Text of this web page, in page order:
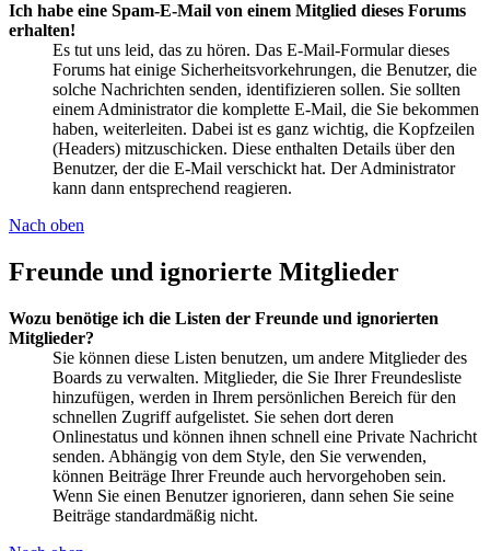
Ich habe eine Spam-E-Mail von einem Mitglied dieses Forums
erhalten!
Es tut uns leid, das zu hören. Das E-Mail-Formular dieses
Forums hat einige Sicherheitsvorkehrungen, die Benutzer, die
solche Nachrichten senden, identifizieren sollen. Sie sollten
einem Administrator die komplette E-Mail, die Sie bekommen
haben, weiterleiten. Dabei ist es ganz wichtig, die Kopfzeilen
(Headers) mitzuschicken. Diese enthalten Details über den
Benutzer, der die E-Mail verschickt hat. Der Administrator
kann dann entsprechend reagieren.
Nach oben
Freunde und ignorierte Mitglieder
Wozu benötige ich die Listen der Freunde und ignorierten
Mitglieder?
Sie können diese Listen benutzen, um andere Mitglieder des
Boards zu verwalten. Mitglieder, die Sie Ihrer Freundesliste
hinzufügen, werden in Ihrem persönlichen Bereich für den
schnellen Zugriff aufgelistet. Sie sehen dort deren
Onlinestatus und können ihnen schnell eine Private Nachricht
senden. Abhängig von dem Style, den Sie verwenden,
können Beiträge Ihrer Freunde auch hervorgehoben sein.
Wenn Sie einen Benutzer ignorieren, dann sehen Sie seine
Beiträge standardmäßig nicht.